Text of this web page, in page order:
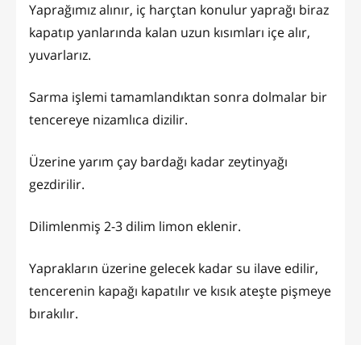
Yaprağımız alınır, iç harçtan konulur yaprağı biraz
kapatıp yanlarında kalan uzun kısımları içe alır,
yuvarlarız.
Sarma işlemi tamamlandıktan sonra dolmalar bir
tencereye nizamlıca dizilir.
Üzerine yarım çay bardağı kadar zeytinyağı
gezdirilir.
Dilimlenmiş 2-3 dilim limon eklenir.
Yaprakların üzerine gelecek kadar su ilave edilir,
tencerenin kapağı kapatılır ve kısık ateşte pişmeye
bırakılır.